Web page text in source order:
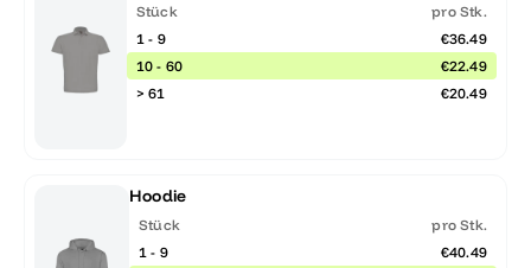
Stück
pro Stk.
1 - 9
€36.49
10 - 60
€22.49
> 61
€20.49
Hoodie
Stück
pro Stk.
1 - 9
€40.49